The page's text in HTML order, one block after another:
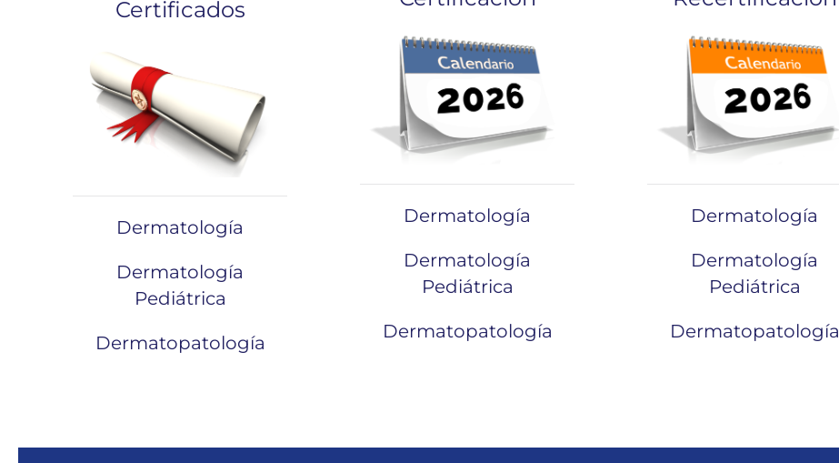
Certificados
Dermatología
Dermatología
Pediátrica
Dermatopatología
Dermatología
Dermatología
Pediátrica
Dermatopatología
Dermatología
Dermatología
Pediátrica
Dermatopatología